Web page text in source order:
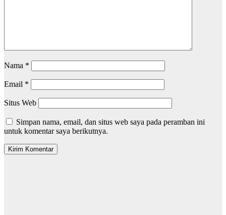
Nama *
Email *
Situs Web
Simpan nama, email, dan situs web saya pada peramban ini
untuk komentar saya berikutnya.